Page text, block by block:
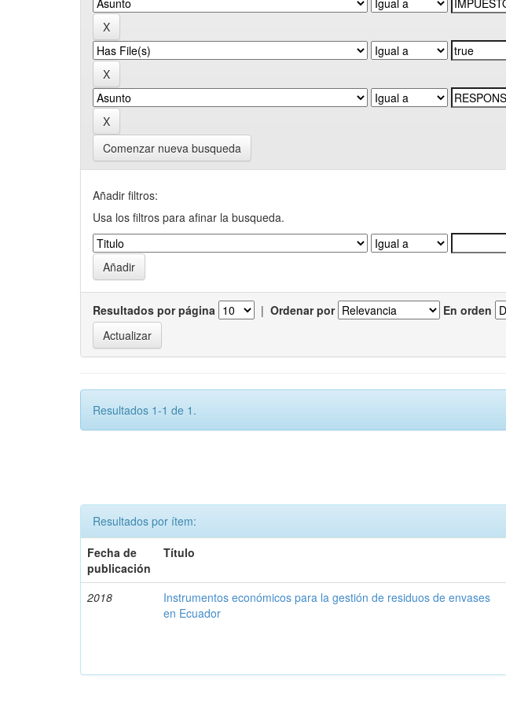
Comenzar nueva busqueda
Añadir filtros:
Usa los filtros para afinar la busqueda.
Resultados por página | Ordenar por En orden
Resultados 1-1 de 1.
Resultados por ítem:
Fecha de
publicación
Título
2018
Instrumentos económicos para la gestión de residuos de envases
en Ecuador